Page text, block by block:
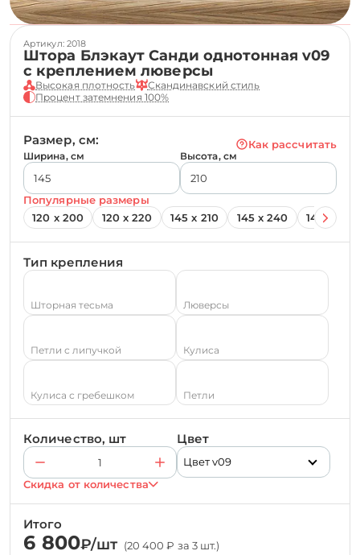
Артикул: 2018
Штора Блэкаут Санди однотонная v09
с креплением люверсы
Высокая плотность
Скандинавский стиль
Процент затемнения 100%
Размер, см: Как рассчитать
Ширина, см Высота, см
Популярные размеры
120 х 200
120 х 220 145 х 210 145 х 240 145 х 260
Тип крепления
Шторная тесьма Люверсы
Петли с липучкой Кулиса
Кулиса с гребешком Петли
Количество, шт Цвет
Цвет v09
Скидка от количества
Итого
6 800₽/шт (20 400 ₽ за 3 шт.)